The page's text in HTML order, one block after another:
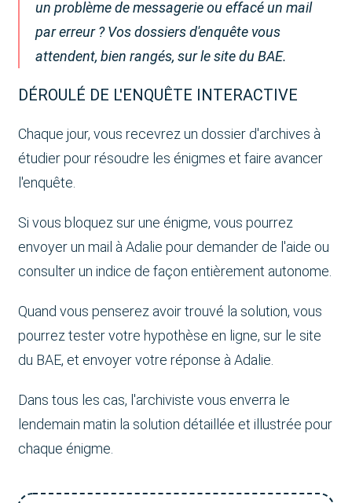
un problème de messagerie ou effacé un mail
par erreur ? Vos dossiers d'enquête vous
attendent, bien rangés, sur le site du BAE.
DÉROULÉ DE L'ENQUÊTE INTERACTIVE
Chaque jour, vous recevrez un dossier d'archives à
étudier pour résoudre les énigmes et faire avancer
l'enquête.
Si vous bloquez sur une énigme, vous pourrez
envoyer un mail à Adalie pour demander de l'aide ou
consulter un indice de façon entièrement autonome.
Quand vous penserez avoir trouvé la solution, vous
pourrez tester votre hypothèse en ligne, sur le site
du BAE, et envoyer votre réponse à Adalie.
Dans tous les cas, l'archiviste vous enverra le
lendemain matin la solution détaillée et illustrée pour
chaque énigme.